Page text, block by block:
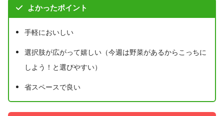
よかったポイント
手軽においしい
選択肢が広がって嬉しい（今週は野菜があるからこっちに
しよう！と選びやすい）
省スペースで良い